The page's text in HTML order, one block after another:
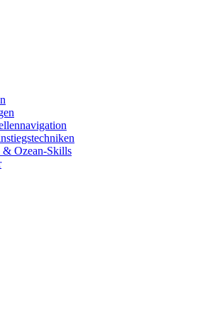
& Ozean-Skills